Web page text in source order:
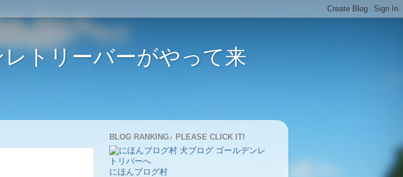
トリーバーがやって来
BLOG RANKING♪ PLEASE CLICK IT!
にほんブログ村